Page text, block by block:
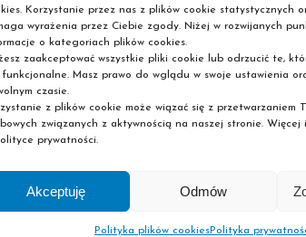
Korzystanie przez nas z plików cookie statystycznych
wyrażenia przez Ciebie zgody. Niżej w rozwijanych
o kategoriach plików cookies.
zaakceptować wszystkie pliki cookie lub odrzucić te,
Masz prawo do wglądu w swoje ustawienia
czasie.
z plików cookie może wiązać się z przetwarzaniem
związanych z aktywnością na naszej stronie.
prywatności.
Akceptuję Odmów
Polityka plików cookiesPolityka
nieczynny.